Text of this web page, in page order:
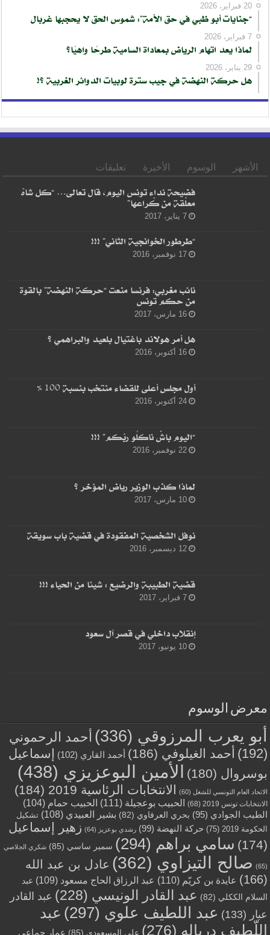
20 فبراير، 2026
“جنايات أبو ظبي في حق الأمة”: شموس الحق لا يحجبها غربال
7 فبراير، 2026
لماذا يعد اتهام الرياض بمعاداة السامية طرحًا واهيًا؟
29 يناير، 2026
هل حركة النهضة في جيب سترة لوبيات الدوائر الغربية ؟!
الأشهر الوسوم الأخيرة تعليقات
فضيحة نداء تونس اليوم، قال تعالى… “كل شاهْ
معلّقة من كْراعها”
7 يناير، 2017
“طرطور الخوانجية الثاني” !!!
17 نوفمبر، 2016
نائب مغربي: فرنسا منعت “حركة النهضة” بالقوة
من حكم تونس
16 مارس، 2017
هل أمر هولاند باغتيال بلعيد والبراهمي ؟
16 أكتوبر، 2016
أول مجلس أعلى للقضاء منتخب بنسبة 100 %
24 أكتوبر، 2016
“اليوم باشْ ناكلُو ربّكم” !!!
22 نوفمبر، 2016
لماذا كذب الوزير رياض المؤخر ؟
10 مارس، 2017
نوفل الشخصية المفقودة في قضية باب سويقة
12 ديسمبر، 2016
قضية الطبيبة والرضيع : شيئا من الحياء !!!
7 فبراير، 2017
إنقلاب داخلي في قصر آل سعود
10 يونيو، 2017
معرض الوسوم
أبو يعرب المرزوقي (336)
أحمد الرحموني
(192)
أحمد الغيلوفي (186) أحمد القاري (102)
إسماعيل
بوسروال (180) الأمين البوعزيزي (438)
الاتحاد العام التونسي للشغل (60) الانتخابات الرئاسية 2019 (184)
الانتخابات تونس 2019 (68) الحبيب بوعجيلة (111) الحبيب حمام (104)
الطيب الجوادي (95) بحري العرفاوي (82) بشير العبيدي (108)
تشكيل
الحكومة 2019
(75) حركة النهضة (99) رشدي بوعزيز (64)
زهير إسماعيل
(174)
سامي براهم (294) سمير ساسي (85) شكري الجلاصي
(65) صالح التيزاوي (362)
عادل بن عبد الله
(166)
عايدة بن كريّم (110) عبد الرزاق الحاج مسعود (109)
عبد
السلام الككلي (82) عبد القادر الونيسي (228)
عبد القادر
عبار (133) عبد اللطيف علوي (297)
عبد
اللّطيف درباله (276) علي المسعودي (85) عمار جماعي